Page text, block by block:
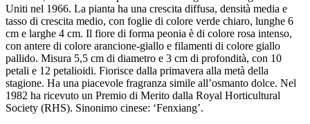
Uniti nel 1966. La pianta ha una crescita diffusa, densità media e
tasso di crescita medio, con foglie di colore verde chiaro, lunghe 6
cm e larghe 4 cm. Il fiore di forma peonia è di colore rosa intenso,
con antere di colore arancione-giallo e filamenti di colore giallo
pallido. Misura 5,5 cm di diametro e 3 cm di profondità, con 10
petali e 12 petalioidi. Fiorisce dalla primavera alla metà della
stagione. Ha una piacevole fragranza simile all’osmanto dolce. Nel
1982 ha ricevuto un Premio di Merito dalla Royal Horticultural
Society (RHS). Sinonimo cinese: ‘Fenxiang’.